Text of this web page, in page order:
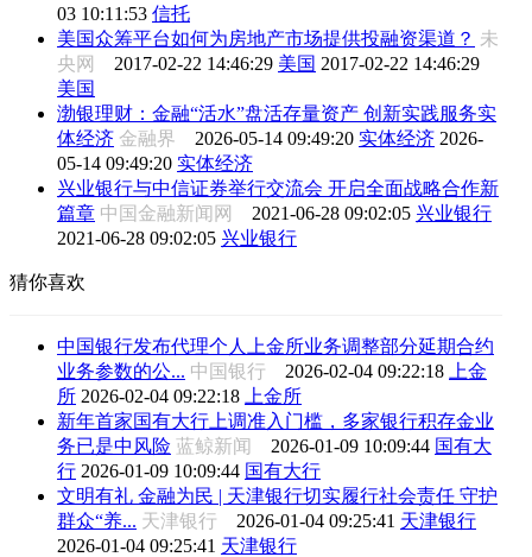
03 10:11:53 信托
美国众筹平台如何为房地产市场提供投融资渠道？ 未
央网 2017-02-22 14:46:29 美国 2017-02-22 14:46:29
美国
渤银理财：金融“活水”盘活存量资产 创新实践服务实
体经济 金融界 2026-05-14 09:49:20 实体经济 2026-
05-14 09:49:20 实体经济
兴业银行与中信证券举行交流会 开启全面战略合作新
篇章 中国金融新闻网 2021-06-28 09:02:05 兴业银行
2021-06-28 09:02:05 兴业银行
猜你喜欢
中国银行发布代理个人上金所业务调整部分延期合约
业务参数的公... 中国银行 2026-02-04 09:22:18
上金
所 2026-02-04 09:22:18
上金所
新年首家国有大行上调准入门槛，多家银行积存金业
务已是中风险 蓝鲸新闻 2026-01-09 10:09:44 国有大
行 2026-01-09 10:09:44 国有大行
文明有礼 金融为民 | 天津银行切实履行社会责任 守护
群众“养... 天津银行 2026-01-04 09:25:41 天津银行
2026-01-04 09:25:41 天津银行